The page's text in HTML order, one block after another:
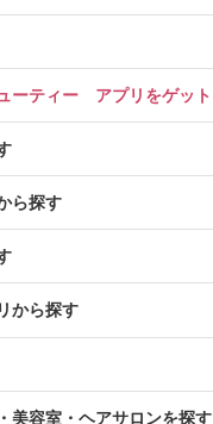
ーティー アプリをゲット
ら探す
から探す
美容室・ヘアサロンを探す